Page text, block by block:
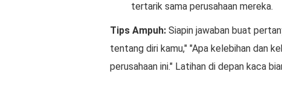
tertarik sama perusahaan mereka.
Tips Ampuh: Siapin jawaban buat
tentang diri kamu," "Apa kelebihan dan
perusahaan ini." Latihan di depan kaca